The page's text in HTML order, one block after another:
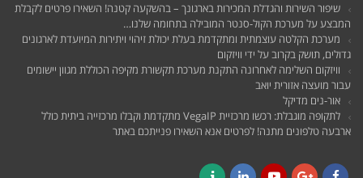
שיפור השירות והגדלת המכירות בארגונך – בהשקעה קטנה! השאירו פרטים לקבלת
המבצע על מערכת הקול-סנטר המובילה בתחומה שלנו…
מערכת הקלטה עוצמתית ומתקדמת בעלת יכולת זיהוי ויתירות המיועדת לארגונים
גדולים, תושק בקרוב על ידי וויזקום
וויזקום השלימה לאחרונה התקנת מערכת תקשורת מקיפה הכוללת מגוון יישומים
עבור מועצה אזורית יואב
אור-נים מדיקל
לתקופה מוגבלת: רכשו מרכזיית VegaIP מתקדמת וקבלו מרכזייה ביתית כולל
ארבעה טלפונים מתנה! לפרטים אנא השאירו פנייתכם באתר